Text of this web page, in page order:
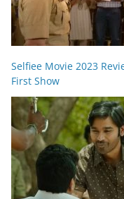
Selfiee Movie 2023
First Show